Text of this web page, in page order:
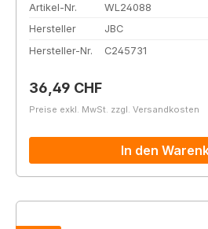
Artikel-Nr.
WL24088
Hersteller
JBC
Hersteller-Nr.
C245731
Regulärer Preis:
36,49 CHF
Preise exkl. MwSt. zzgl. Versandkosten
In den